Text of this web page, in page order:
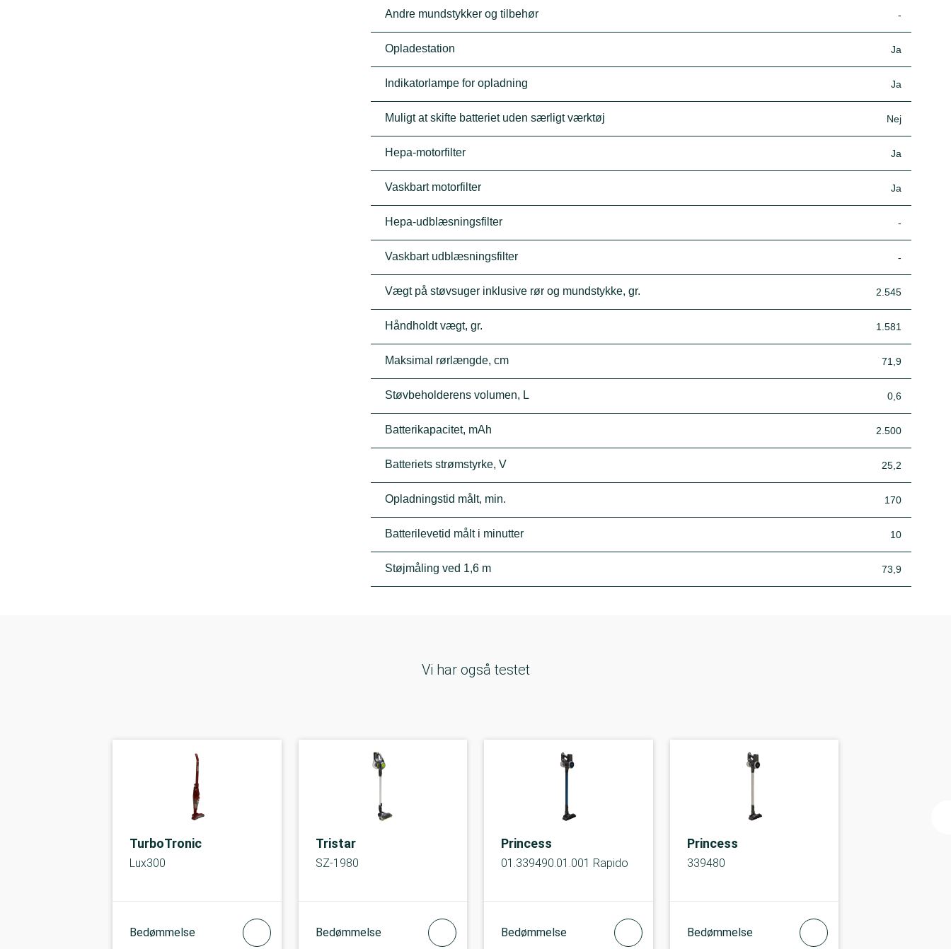
Andre mundstykker og tilbehør -
Opladestation Ja
Indikatorlampe for opladning Ja
Muligt at skifte batteriet uden særligt værktøj Nej
Hepa-motorfilter Ja
Vaskbart motorfilter Ja
Hepa-udblæsningsfilter -
Vaskbart udblæsningsfilter -
Vægt på støvsuger inklusive rør og mundstykke, gr. 2.545
Håndholdt vægt, gr. 1.581
Maksimal rørlængde, cm 71,9
Støvbeholderens volumen, L 0,6
Batterikapacitet, mAh 2.500
Batteriets strømstyrke, V 25,2
Opladningstid målt, min. 170
Batterilevetid målt i minutter 10
Støjmåling ved 1,6 m 73,9
Vi har også testet
TurboTronic
Lux300
Bedømmelse
Tristar
SZ-1980
Bedømmelse
Princess
01.339490.01.001 Rapido
Bedømmelse
Princess
339480
Bedømmelse